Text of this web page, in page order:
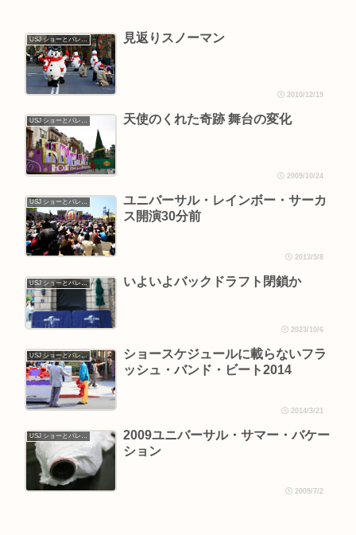
USJ ショーとパレード 見返りスノーマン
2010/12/19
USJ ショーとパレード 天使のくれた奇跡 舞台の変化
2009/10/24
USJ ショーとパレード
ユニバーサル・レインボー・サーカ
ス開演30分前
2013/5/8
USJ ショーとパレード いよいよバックドラフト閉鎖か
2023/10/6
USJ ショーとパレード
ショースケジュールに載らないフラ
ッシュ・バンド・ビート2014
2014/3/21
USJ ショーとパレード
2009ユニバーサル・サマー・バケー
ション
2009/7/2